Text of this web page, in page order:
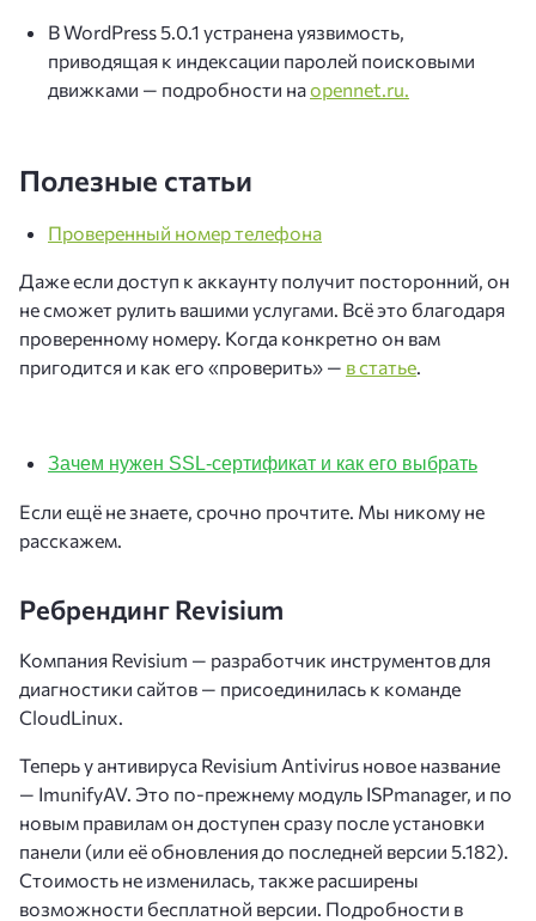
В WordPress 5.0.1 устранена уязвимость,
приводящая к индексации паролей поисковыми
движками — подробности наopennet.ru.
Полезные статьи
Проверенный номер телефона
Даже если доступ к аккаунту получит посторонний, он
не сможет рулить вашими услугами. Всё это благодаря
проверенному номеру. Когда конкретно он вам
пригодится и как его «проверить» — в статье.
Зачем нужен SSL-сертификат и как его выбрать
Если ещё не знаете, срочно прочтите. Мы никому не
расскажем.
Ребрендинг Revisium
Компания Revisium — разработчик инструментов для
диагностики сайтов — присоединилась к команде
CloudLinux.
Теперь у антивируса Revisium Antivirus новое название
— ImunifyAV. Это по-прежнему модуль ISPmanager, и по
новым правилам он доступен сразу после установки
панели (или её обновления до последней версии 5.182).
Стоимость не изменилась, также расширены
возможности бесплатной версии. Подробности в